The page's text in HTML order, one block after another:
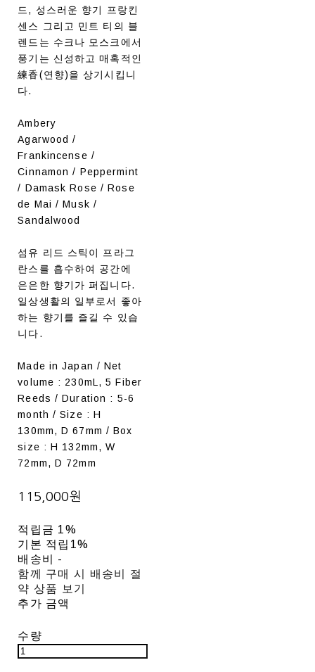
드, 성스러운 향기 프랑킨
센스 그리고 민트 티의 블
렌드는 수크나 모스크에서
풍기는 신성하고 매혹적인
練香(연향)을 상기시킵니
다.
Ambery
Agarwood /
Frankincense /
Cinnamon / Peppermint
/ Damask Rose / Rose
de Mai / Musk /
Sandalwood
섬유 리드 스틱이 프라그
란스를 흡수하여 공간에
은은한 향기가 퍼집니다.
일상생활의 일부로서 좋아
하는 향기를 즐길 수 있습
니다.
Made in Japan / Net
volume : 230mL, 5 Fiber
Reeds / Duration : 5-6
month / Size : H
130mm, D 67mm / Box
size : H 132mm, W
72mm, D 72mm
115,000원
적립금 1%
기본 적립 1%
배송비 -
함께 구매 시 배송비 절
약 상품 보기
추가 금액
수량